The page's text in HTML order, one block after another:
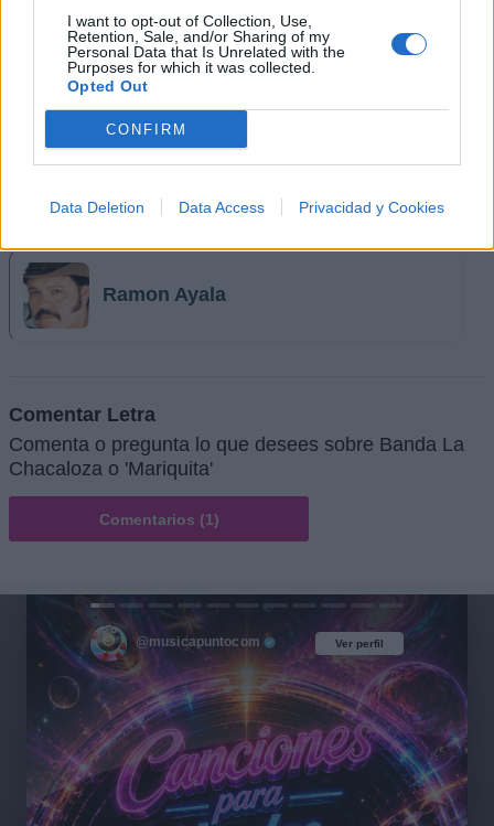
I want to opt-out of Collection, Use,
Retention, Sale, and/or Sharing of my
Personal Data that Is Unrelated with the
Purposes for which it was collected.
Opted Out
CONFIRM
Data Deletion Data Access Privacidad y Cookies
Los Rieleros del Norte
Ramon Ayala
Comentar Letra
Comenta o pregunta lo que desees sobre Banda La
Chacaloza o 'Mariquita'
Comentarios (1)
Ver perfil
@musicapuntocom Ver perfil